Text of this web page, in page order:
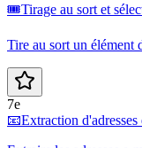
🎟️Tirage au sort et
Tire au sort un élément
7e
📧Extraction d'adresses